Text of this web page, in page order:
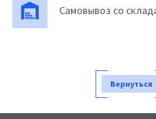
Самовывоз со
Вернуться